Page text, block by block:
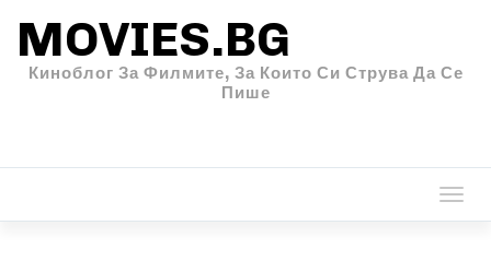
MOVIES.BG
Киноблог За Филмите, За Които Си Струва Да Се
Пише